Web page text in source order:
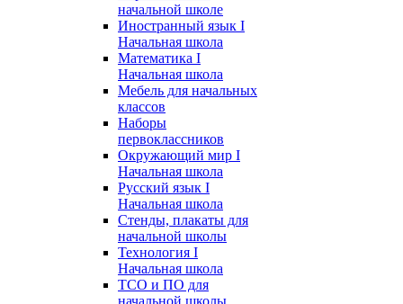
начальной школе
Иностранный язык I
Начальная школа
Математика I
Начальная школа
Мебель для начальных
классов
Наборы
первоклассников
Окружающий мир I
Начальная школа
Русский язык I
Начальная школа
Стенды, плакаты для
начальной школы
Технология I
Начальная школа
ТСО и ПО для
начальной школы